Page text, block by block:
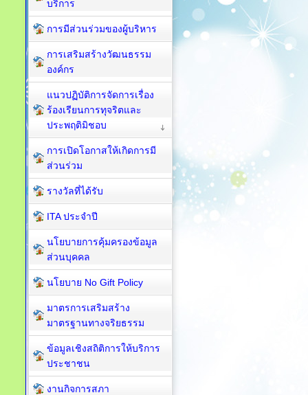
บริการ
การมีส่วนร่วมของผู้บริหาร
การเสริมสร้างวัฒนธรรม
องค์กร
แนวปฏิบัติการจัดการเรื่อง
ร้องเรียนการทุจริตและ
ประพฤติมิชอบ
การเปิดโอกาสให้เกิดการมี
ส่วนร่วม
รางวัลที่ได้รับ
ITA ประจำปี
นโยบายการคุ้มครองข้อมูล
ส่วนบุคคล
นโยบาย No Gift Policy
มาตรการเสริมสร้าง
มาตรฐานทางจริยธรรม
ข้อมูลเชิงสถิติการให้บริการ
ประชาชน
งานกิจการสภา